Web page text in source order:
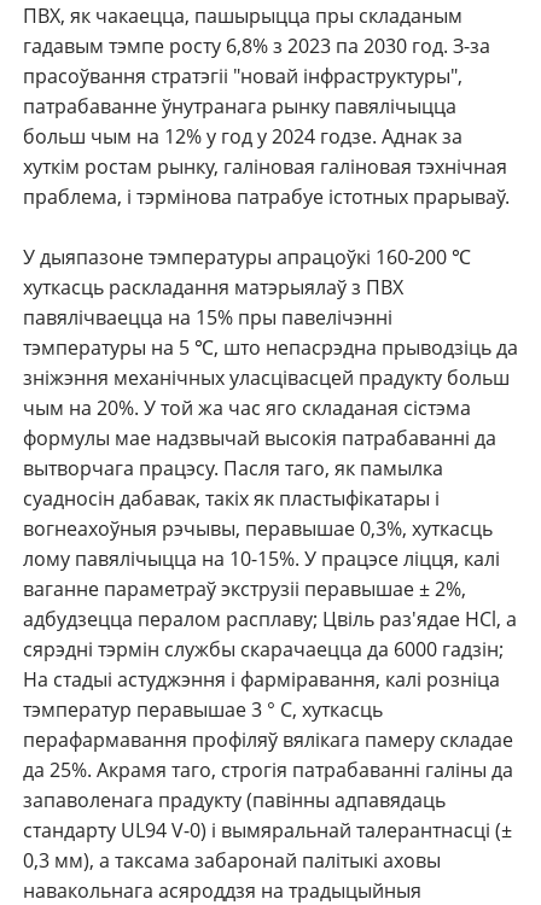
ПВХ, як чакаецца, пашырыцца пры складаным
гадавым тэмпе росту 6,8% з 2023 па 2030 год. З-за
прасоўвання стратэгіі "новай інфраструктуры",
патрабаванне ўнутранага рынку павялічыцца
больш чым на 12% у год у 2024 годзе. Аднак за
хуткім ростам рынку, галіновая галіновая тэхнічная
праблема, і тэрмінова патрабуе істотных прарываў.
У дыяпазоне тэмпературы апрацоўкі 160-200 ℃
хуткасць раскладання матэрыялаў з ПВХ
павялічваецца на 15% пры павелічэнні
тэмпературы на 5 ℃, што непасрэдна прыводзіць да
зніжэння механічных уласцівасцей прадукту больш
чым на 20%. У той жа час яго складаная сістэма
формулы мае надзвычай высокія патрабаванні да
вытворчага працэсу. Пасля таго, як памылка
суадносін дабавак, такіх як пластыфікатары і
вогнеахоўныя рэчывы, перавышае 0,3%, хуткасць
лому павялічыцца на 10-15%. У працэсе ліцця, калі
ваганне параметраў экструзіі перавышае ± 2%,
адбудзецца пералом расплаву; Цвіль раз'ядае HCl, а
сярэдні тэрмін службы скарачаецца да 6000 гадзін;
На стадыі астуджэння і фарміравання, калі розніца
тэмператур перавышае 3 ° С, хуткасць
перафармавання профіляў вялікага памеру складае
да 25%. Акрамя таго, строгія патрабаванні галіны да
запаволенага прадукту (павінны адпавядаць
стандарту UL94 V-0) і вымяральнай талерантнасці (±
0,3 мм), а таксама забаронай палітыкі аховы
навакольнага асяроддзя на традыцыйныя